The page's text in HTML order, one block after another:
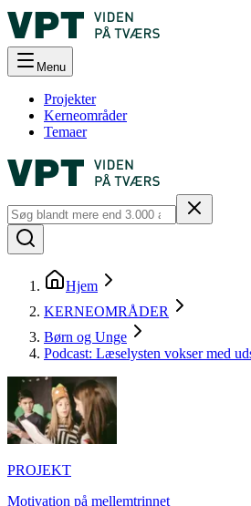
Menu
Projekter
Kerneområder
Temaer
Hjem
KERNEOMRÅDER
Børn og Unge
Podcast: Læselysten vokser med
PROJEKT
Motivation på mellemtrinnet